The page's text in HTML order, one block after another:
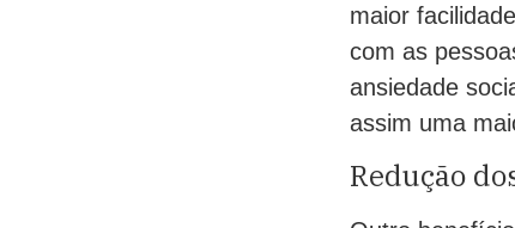
maior
com as
ansiedade
assim uma
Redução